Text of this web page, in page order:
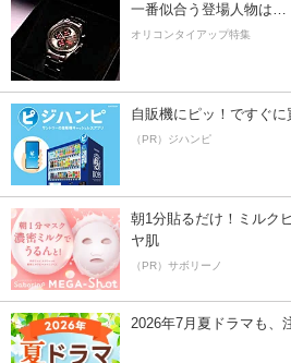
一番似合う登場人物は…
オリコンタイアップ特集
自販機にピッ！ですぐに
（PR）ジハンピ
朝1分貼るだけ！ミルク
ヤ肌
（PR）サボリーノ
2026年7月夏ドラマも、